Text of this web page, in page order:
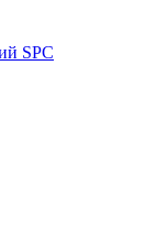
SPC